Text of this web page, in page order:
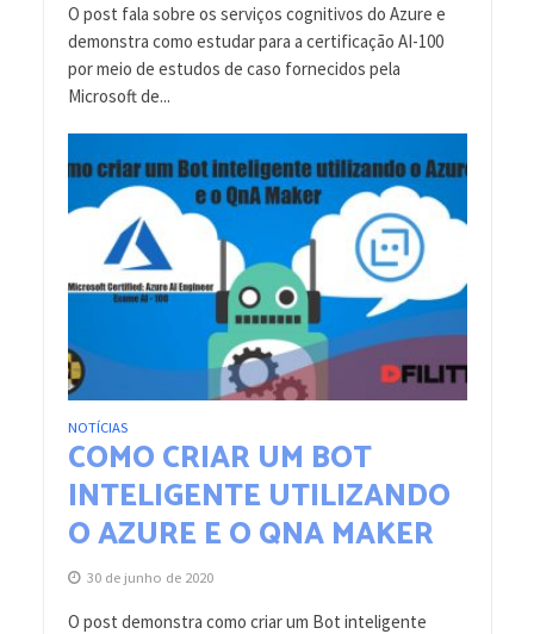
O post fala sobre os serviços cognitivos do Azure e
demonstra como estudar para a certificação AI-100
por meio de estudos de caso fornecidos pela
Microsoft de...
NOTÍCIAS
COMO CRIAR UM BOT
INTELIGENTE UTILIZANDO
O AZURE E O QNA MAKER
30 de junho de 2020
O post demonstra como criar um Bot inteligente